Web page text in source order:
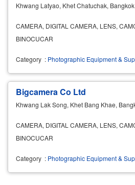
Khwang Latyao, Khet Chatuchak,
CAMERA, DIGITAL CAMERA, LENS,
BINOCUCAR
Category : Photographic Equipment &
Bigcamera Co Ltd
Khwang Lak Song, Khet Bang Khae,
CAMERA, DIGITAL CAMERA, LENS,
BINOCUCAR
Category : Photographic Equipment &